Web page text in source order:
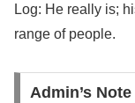
Log: He really is;
range of people.
Admin’s Note